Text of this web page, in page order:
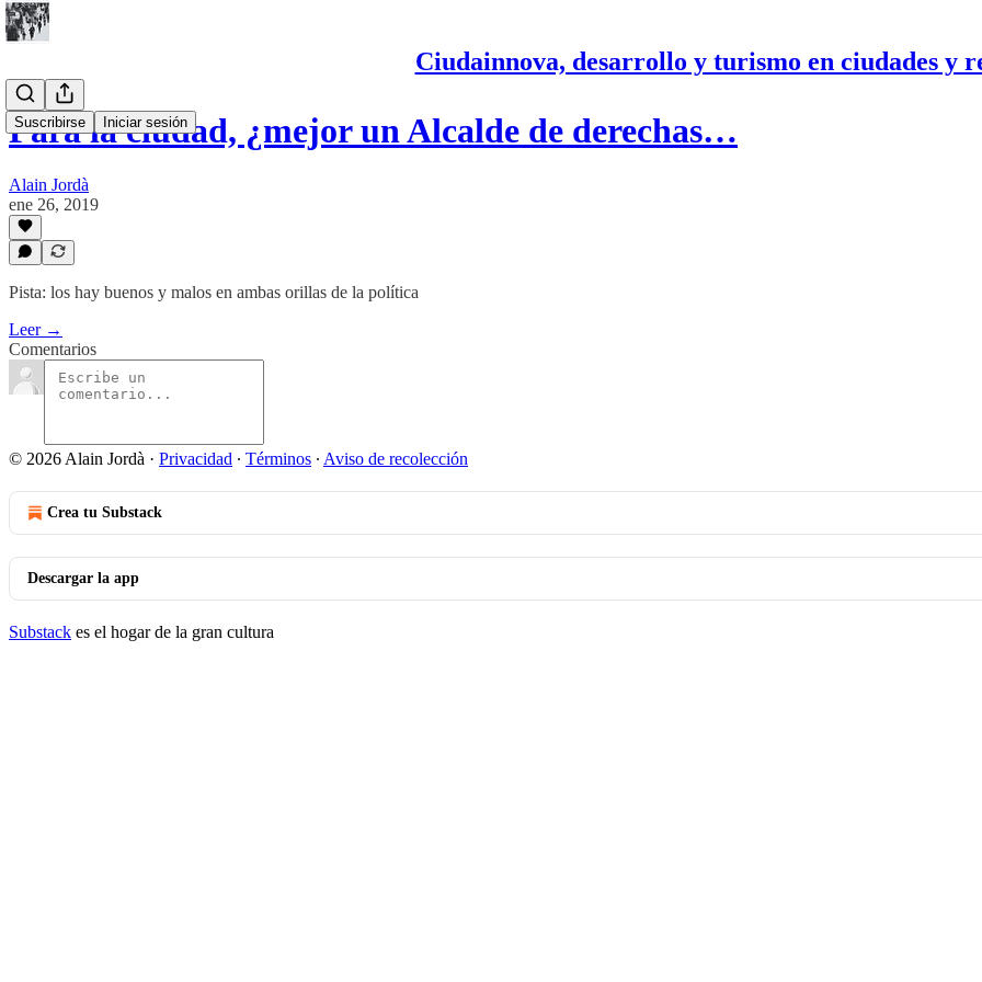
Ciudainnova, desarrollo y turismo en ciudades y
Suscribirse Iniciar sesión
Para la ciudad, ¿mejor un Alcalde de derechas…
Alain Jordà
ene 26, 2019
Pista: los hay buenos y malos en ambas orillas de la política
Leer →
Comentarios
© 2026 Alain Jordà · Privacidad ∙ Términos ∙ Aviso de recolección
Crea tu Substack
Descargar la app
Substack es el hogar de la gran cultura